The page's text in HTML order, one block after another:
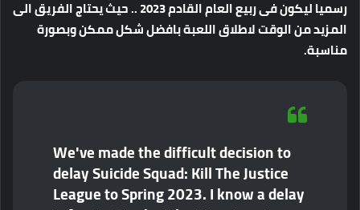
رسميا ليكون فى ربيع العام القادم 2023 .. حيث يحتاج الفريق الى
المزيد من الوقت لاطلاق اللعبة بافضل شكل ممكن وبصورة
مناسبة.
We've made the difficult decision to
delay Suicide Squad: Kill The Justice
League to Spring 2023. I know a delay